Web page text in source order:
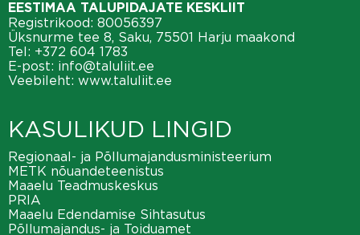
EESTIMAA TALUPIDAJATE KESKLIIT
Registrikood: 80056397
Üksnurme tee 8, Saku, 75501 Harju maakond
Tel: +372 604 1783
E-post: info@taluliit.ee
Veebileht: www.taluliit.ee
KASULIKUD LINGID
Regionaal- ja Põllumajandusministeerium
METK nõuandeteenistus
Maaelu Teadmuskeskus
PRIA
Maaelu Edendamise Sihtasutus
Põllumajandus- ja Toiduamet